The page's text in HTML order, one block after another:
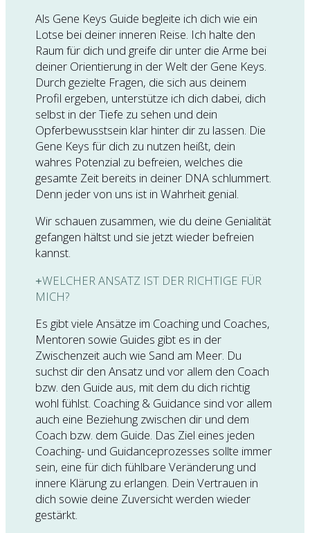
Als Gene Keys Guide begleite ich dich wie ein
Lotse bei deiner inneren Reise. Ich halte den
Raum für dich und greife dir unter die Arme bei
deiner Orientierung in der Welt der Gene Keys.
Durch gezielte Fragen, die sich aus deinem
Profil ergeben, unterstütze ich dich dabei, dich
selbst in der Tiefe zu sehen und dein
Opferbewusstsein klar hinter dir zu lassen. Die
Gene Keys für dich zu nutzen heißt, dein
wahres Potenzial zu befreien, welches die
gesamte Zeit bereits in deiner DNA schlummert.
Denn jeder von uns ist in Wahrheit genial.
Wir schauen zusammen, wie du deine Genialität
gefangen hältst und sie jetzt wieder befreien
kannst.
WELCHER ANSATZ IST DER RICHTIGE FÜR
MICH?
Es gibt viele Ansätze im Coaching und Coaches,
Mentoren sowie Guides gibt es in der
Zwischenzeit auch wie Sand am Meer. Du
suchst dir den Ansatz und vor allem den Coach
bzw. den Guide aus, mit dem du dich richtig
wohl fühlst. Coaching & Guidance sind vor allem
auch eine Beziehung zwischen dir und dem
Coach bzw. dem Guide. Das Ziel eines jeden
Coaching- und Guidanceprozesses sollte immer
sein, eine für dich fühlbare Veränderung und
innere Klärung zu erlangen. Dein Vertrauen in
dich sowie deine Zuversicht werden wieder
gestärkt.